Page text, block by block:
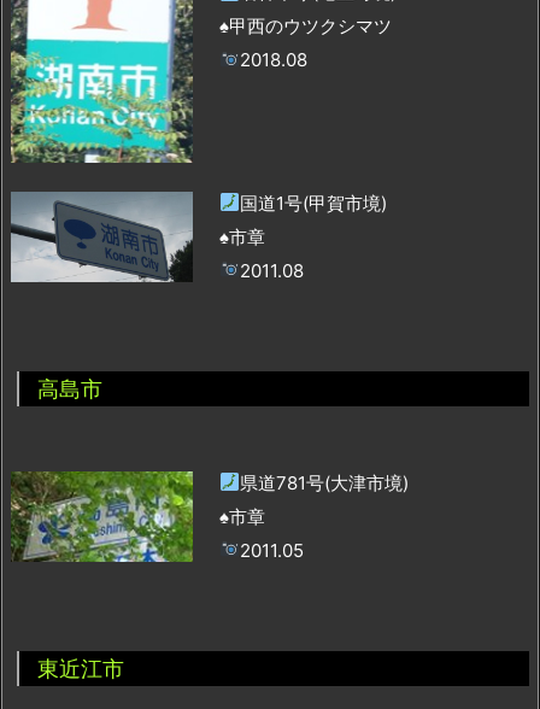
♠甲西のウツクシマツ
2018.08
国道1号(甲賀市境)
♠市章
2011.08
高島市
県道781号(大津市境)
♠市章
2011.05
東近江市